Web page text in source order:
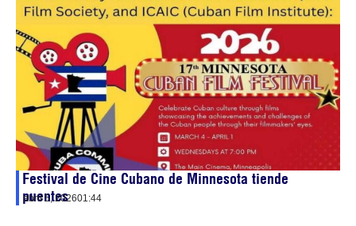
Festival de Cine Cubano de Minnesota tiende
puentes
abril 5, 202601:44